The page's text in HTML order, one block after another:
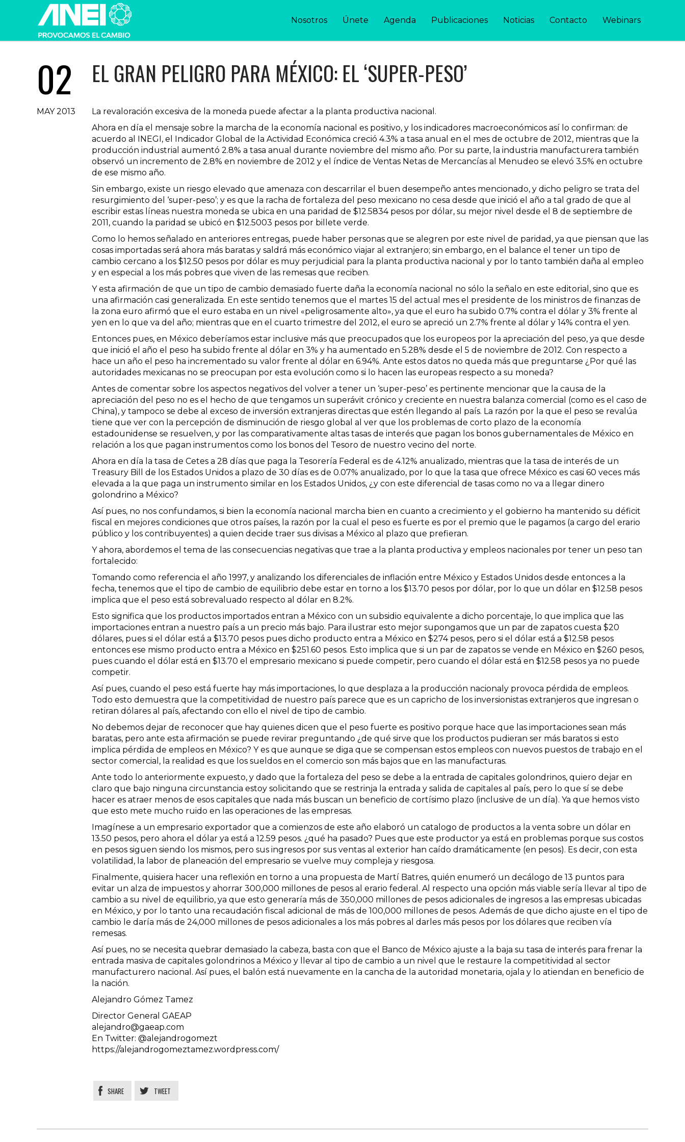
Nosotros Únete Agenda Publicaciones Noticias Contacto Webinars
02
MAY 2013
EL GRAN PELIGRO PARA MÉXICO: EL ‘SUPER-PESO’
La revaloración excesiva de la moneda puede afectar a la planta productiva nacional.
Ahora en día el mensaje sobre la marcha de la economía nacional es positivo, y los indicadores macroeconómicos así lo confirman: de
acuerdo al INEGI, el Indicador Global de la Actividad Económica creció 4.3% a tasa anual en el mes de octubre de 2012, mientras que la
producción industrial aumentó 2.8% a tasa anual durante noviembre del mismo año. Por su parte, la industria manufacturera también
observó un incremento de 2.8% en noviembre de 2012 y el índice de Ventas Netas de Mercancías al Menudeo se elevó 3.5% en octubre
de ese mismo año.
Sin embargo, existe un riesgo elevado que amenaza con descarrilar el buen desempeño antes mencionado, y dicho peligro se trata del
resurgimiento del ‘super-peso’; y es que la racha de fortaleza del peso mexicano no cesa desde que inició el año a tal grado de que al
escribir estas líneas nuestra moneda se ubica en una paridad de $12.5834 pesos por dólar, su mejor nivel desde el 8 de septiembre de
2011, cuando la paridad se ubicó en $12.5003 pesos por billete verde.
Como lo hemos señalado en anteriores entregas, puede haber personas que se alegren por este nivel de paridad, ya que piensan que las
cosas importadas será ahora más baratas y saldrá más económico viajar al extranjero; sin embargo, en el balance el tener un tipo de
cambio cercano a los $12.50 pesos por dólar es muy perjudicial para la planta productiva nacional y por lo tanto también daña al empleo
y en especial a los más pobres que viven de las remesas que reciben.
Y esta afirmación de que un tipo de cambio demasiado fuerte daña la economía nacional no sólo la señalo en este editorial, sino que es
una afirmación casi generalizada. En este sentido tenemos que el martes 15 del actual mes el presidente de los ministros de finanzas de
la zona euro afirmó que el euro estaba en un nivel «peligrosamente alto», ya que el euro ha subido 0.7% contra el dólar y 3% frente al
yen en lo que va del año; mientras que en el cuarto trimestre del 2012, el euro se apreció un 2.7% frente al dólar y 14% contra el yen.
Entonces pues, en México deberíamos estar inclusive más que preocupados que los europeos por la apreciación del peso, ya que desde
que inició el año el peso ha subido frente al dólar en 3% y ha aumentado en 5.28% desde el 5 de noviembre de 2012. Con respecto a
hace un año el peso ha incrementado su valor frente al dólar en 6.94%. Ante estos datos no queda más que preguntarse ¿Por qué las
autoridades mexicanas no se preocupan por esta evolución como si lo hacen las europeas respecto a su moneda?
Antes de comentar sobre los aspectos negativos del volver a tener un ‘super-peso’ es pertinente mencionar que la causa de la
apreciación del peso no es el hecho de que tengamos un superávit crónico y creciente en nuestra balanza comercial (como es el caso de
China), y tampoco se debe al exceso de inversión extranjeras directas que estén llegando al país. La razón por la que el peso se revalúa
tiene que ver con la percepción de disminución de riesgo global al ver que los problemas de corto plazo de la economía
estadounidense se resuelven, y por las comparativamente altas tasas de interés que pagan los bonos gubernamentales de México en
relación a los que pagan instrumentos como los bonos del Tesoro de nuestro vecino del norte.
Ahora en día la tasa de Cetes a 28 días que paga la Tesorería Federal es de 4.12% anualizado, mientras que la tasa de interés de un
Treasury Bill de los Estados Unidos a plazo de 30 días es de 0.07% anualizado, por lo que la tasa que ofrece México es casi 60 veces más
elevada a la que paga un instrumento similar en los Estados Unidos, ¿y con este diferencial de tasas como no va a llegar dinero
golondrino a México?
Así pues, no nos confundamos, si bien la economía nacional marcha bien en cuanto a crecimiento y el gobierno ha mantenido su déficit
fiscal en mejores condiciones que otros países, la razón por la cual el peso es fuerte es por el premio que le pagamos (a cargo del erario
público y los contribuyentes) a quien decide traer sus divisas a México al plazo que prefieran.
Y ahora, abordemos el tema de las consecuencias negativas que trae a la planta productiva y empleos nacionales por tener un peso tan
fortalecido:
Tomando como referencia el año 1997, y analizando los diferenciales de inflación entre México y Estados Unidos desde entonces a la
fecha, tenemos que el tipo de cambio de equilibrio debe estar en torno a los $13.70 pesos por dólar, por lo que un dólar en $12.58 pesos
implica que el peso está sobrevaluado respecto al dólar en 8.2%.
Esto significa que los productos importados entran a México con un subsidio equivalente a dicho porcentaje, lo que implica que las
importaciones entran a nuestro país a un precio más bajo. Para ilustrar esto mejor supongamos que un par de zapatos cuesta $20
dólares, pues si el dólar está a $13.70 pesos pues dicho producto entra a México en $274 pesos, pero si el dólar está a $12.58 pesos
entonces ese mismo producto entra a México en $251.60 pesos. Esto implica que si un par de zapatos se vende en México en $260 pesos,
pues cuando el dólar está en $13.70 el empresario mexicano si puede competir, pero cuando el dólar está en $12.58 pesos ya no puede
competir.
Así pues, cuando el peso está fuerte hay más importaciones, lo que desplaza a la producción nacionaly provoca pérdida de empleos.
Todo esto demuestra que la competitividad de nuestro país parece que es un capricho de los inversionistas extranjeros que ingresan o
retiran dólares al país, afectando con ello el nivel de tipo de cambio.
No debemos dejar de reconocer que hay quienes dicen que el peso fuerte es positivo porque hace que las importaciones sean más
baratas, pero ante esta afirmación se puede revirar preguntando ¿de qué sirve que los productos pudieran ser más baratos si esto
implica pérdida de empleos en México? Y es que aunque se diga que se compensan estos empleos con nuevos puestos de trabajo en el
sector comercial, la realidad es que los sueldos en el comercio son más bajos que en las manufacturas.
Ante todo lo anteriormente expuesto, y dado que la fortaleza del peso se debe a la entrada de capitales golondrinos, quiero dejar en
claro que bajo ninguna circunstancia estoy solicitando que se restrinja la entrada y salida de capitales al país, pero lo que sí se debe
hacer es atraer menos de esos capitales que nada más buscan un beneficio de cortísimo plazo (inclusive de un día). Ya que hemos visto
que esto mete mucho ruido en las operaciones de las empresas.
Imagínese a un empresario exportador que a comienzos de este año elaboró un catalogo de productos a la venta sobre un dólar en
13.50 pesos, pero ahora el dólar ya está a 12.59 pesos. ¿qué ha pasado? Pues que este productor ya está en problemas porque sus costos
en pesos siguen siendo los mismos, pero sus ingresos por sus ventas al exterior han caído dramáticamente (en pesos). Es decir, con esta
volatilidad, la labor de planeación del empresario se vuelve muy compleja y riesgosa.
Finalmente, quisiera hacer una reflexión en torno a una propuesta de Martí Batres, quién enumeró un decálogo de 13 puntos para
evitar un alza de impuestos y ahorrar 300,000 millones de pesos al erario federal. Al respecto una opción más viable sería llevar al tipo de
cambio a su nivel de equilibrio, ya que esto generaría más de 350,000 millones de pesos adicionales de ingresos a las empresas ubicadas
en México, y por lo tanto una recaudación fiscal adicional de más de 100,000 millones de pesos. Además de que dicho ajuste en el tipo de
cambio le daría más de 24,000 millones de pesos adicionales a los más pobres al darles más pesos por los dólares que reciben vía
remesas.
Así pues, no se necesita quebrar demasiado la cabeza, basta con que el Banco de México ajuste a la baja su tasa de interés para frenar la
entrada masiva de capitales golondrinos a México y llevar al tipo de cambio a un nivel que le restaure la competitividad al sector
manufacturero nacional. Así pues, el balón está nuevamente en la cancha de la autoridad monetaria, ojala y lo atiendan en beneficio de
la nación.
Alejandro Gómez Tamez
Director General GAEAP
alejandro@gaeap.com
En Twitter: @alejandrogomezt
https://alejandrogomeztamez.wordpress.com/
SHARE TWEET